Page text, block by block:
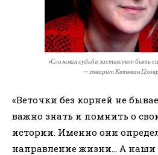
«Сложная судьба заставляет быть
— говорит Кетеван
«Веточки без корней не
важно знать и помнить о
истории. Именно они
направление жизни… А